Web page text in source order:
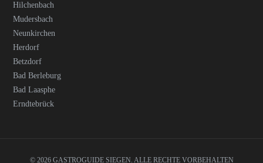
Hilchenbach
Mudersbach
Neunkirchen
Herdorf
Betzdorf
Bad Berleburg
Bad Laasphe
Erndtebrück
© 2026 GASTROGUIDE SIEGEN. ALLE RECHTE VORBEHALTEN